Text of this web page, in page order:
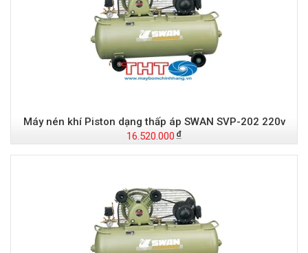
Máy nén khí Piston dạng thấp áp SWAN SVP-202 220v
16.520.000